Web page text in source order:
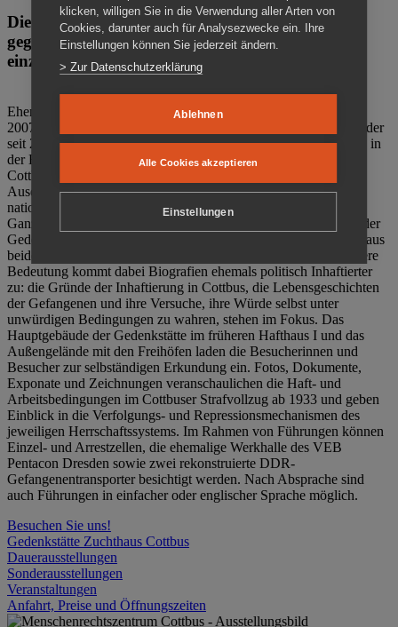
Die Gedenkstätte Zuchthaus Cottbus ist ein Ort
gegen das Vergessen. Anschaulich, nah und
einzigartig.
Ehemalige politische Häftlinge der DDR gründeten im Oktober
2007 den Verein Menschenrechtszentrum Cottbus e. V. (MRZ), der
seit 2011 Eigentümer des ehemaligen Gefängnisses (1860-2002) in
der Bautzener Straße und Träger der Gedenkstätte Zuchthaus
Cottbus ist. Im Zentrum der Arbeit der Gedenkstätte steht die
Auseinandersetzung mit politischem Unrecht während der
nationalsozialistischen Terrorherrschaft und der SED-Diktatur.
Ganzjährig zeigen mehrere Dauer- und Sonderausstellungen in der
Gedenkstätte Zuchthaus Cottbus Beispiele politischen Unrechts aus
beiden deutschen Diktaturen des 20. Jahrhunderts. Eine besondere
Bedeutung kommt dabei Biografien ehemals politisch Inhaftierter
zu: die Gründe der Inhaftierung in Cottbus, die Lebensgeschichten
der Gefangenen und ihre Versuche, ihre Würde selbst unter
unwürdigen Bedingungen zu wahren, stehen im Fokus. Das
Hauptgebäude der Gedenkstätte im früheren Hafthaus I und das
Außengelände mit den Freihöfen laden die Besucherinnen und
Besucher zur selbständigen Erkundung ein. Fotos, Dokumente,
Exponate und Zeichnungen veranschaulichen die Haft- und
Arbeitsbedingungen im Cottbuser Strafvollzug ab 1933 und geben
Einblick in die Verfolgungs- und Repressionsmechanismen des
jeweiligen Herrschaftssystems. Im Rahmen von Führungen können
Einzel- und Arrestzellen, die ehemalige Werkhalle des VEB
Pentacon Dresden sowie zwei rekonstruierte DDR-
Gefangenentransporter besichtigt werden. Nach Absprache sind
auch Führungen in einfacher oder englischer Sprache möglich.
Besuchen Sie uns!
Gedenkstätte Zuchthaus Cottbus
Dauerausstellungen
Sonderausstellungen
Veranstaltungen
Anfahrt, Preise und Öffnungszeiten
klicken, willigen Sie in die Verwendung aller Arten von
Cookies, darunter auch für Analysezwecke ein. Ihre
Einstellungen können Sie jederzeit ändern.
> Zur Datenschutzerklärung
Ablehnen
Alle Cookies akzeptieren
Einstellungen